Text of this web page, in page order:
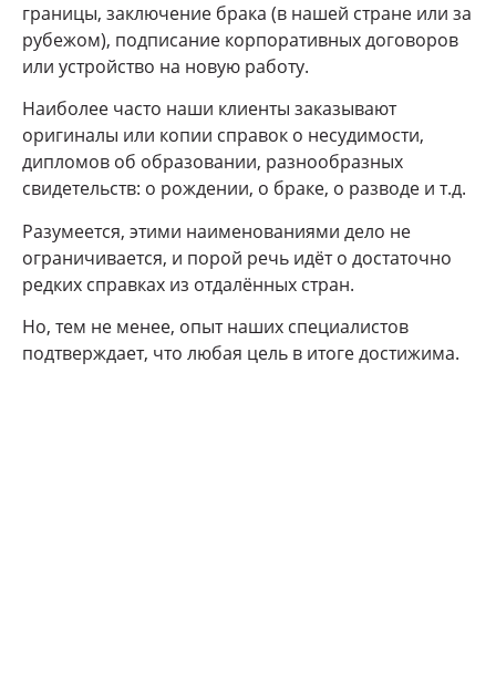
границы, заключение брака (в нашей стране или за
рубежом), подписание корпоративных договоров
или устройство на новую работу.
Наиболее часто наши клиенты заказывают
оригиналы или копии справок о несудимости,
дипломов об образовании, разнообразных
свидетельств: о рождении, о браке, о разводе и т.д.
Разумеется, этими наименованиями дело не
ограничивается, и порой речь идёт о достаточно
редких справках из отдалённых стран.
Но, тем не менее, опыт наших специалистов
подтверждает, что любая цель в итоге достижима.